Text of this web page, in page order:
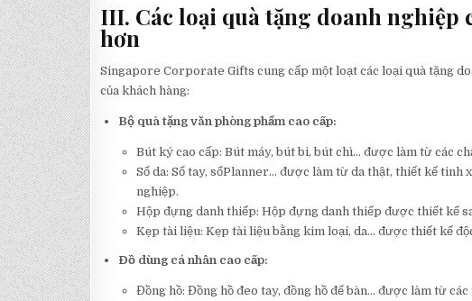
III. Các loại quà tặng doanh nghiệp
hơn
Singapore Corporate Gifts cung cấp một loạt các loại quà tặng
của khách hàng:
Bộ quà tặng văn phòng phẩm cao cấp:
Bút ký cao cấp: Bút máy, bút bi, bút chì… được làm từ các
Sổ da: Sổ tay, sổPlanner… được làm từ da thật, thiết kế tinh
nghiệp.
Hộp đựng danh thiếp: Hộp đựng danh thiếp được thiết kế
Kẹp tài liệu: Kẹp tài liệu bằng kim loại, da… được thiết kế
Đồ dùng cá nhân cao cấp:
Đồng hồ: Đồng hồ đeo tay, đồng hồ để bàn… được làm từ